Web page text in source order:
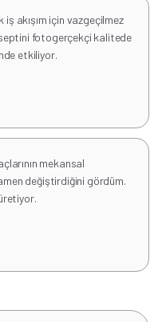
akışım için vazgeçilmez
fotogerçekçi kalitede
etkiliyor.
mekansal
değiştirdiğini gördüm.